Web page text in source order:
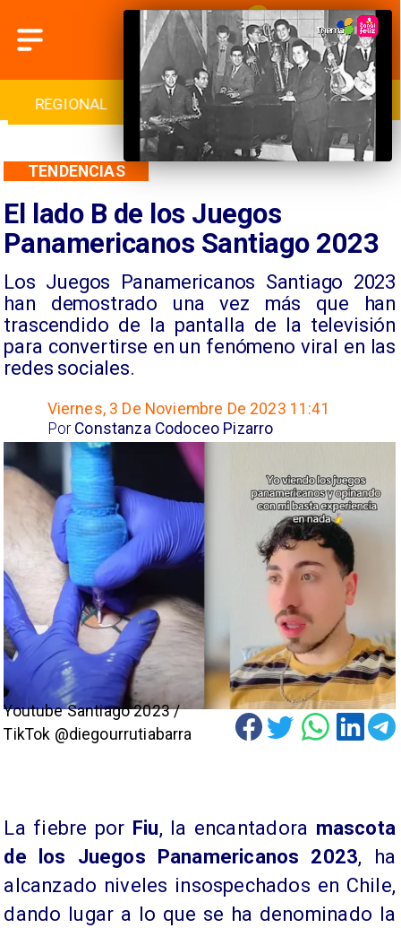
INTERNACIONAL DEPORTES CULTURA
El lado B de los Juegos
Panamericanos Santiago 2023
​Los Juegos Panamericanos Santiago 2023
han demostrado una vez más que han
trascendido de la pantalla de la televisión
para convertirse en un fenómeno viral en las
redes sociales.
TENDENCIAS
Viernes, 3 De Noviembre De 2023 11:41
Constanza Codoceo Pizarro
Por
Youtube Santiago 2023 /
TikTok @diegourrutiabarra
​La fiebre por ​ Fiu, la encantadora mascota
de los Juegos Panamericanos 2023, ha
alcanzado niveles insospechados en Chile,
dando lugar a lo que se ha denominado la